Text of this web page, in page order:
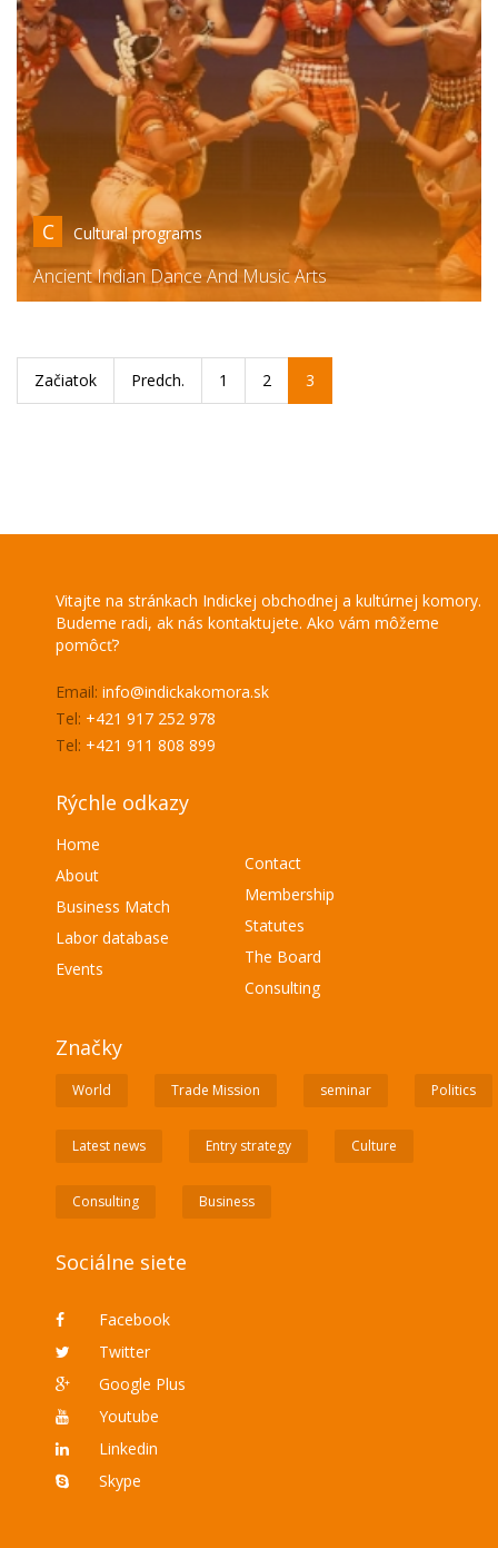
C Cultural programs
Ancient Indian Dance And Music Arts
Začiatok Predch. 1 2 3
Vitajte na stránkach Indickej obchodnej a kultúrnej komory.
Budeme radi, ak nás kontaktujete. Ako vám môžeme
pomôcť?
Email: info@indickakomora.sk
Tel: +421 917 252 978
Tel: +421 911 808 899
Rýchle odkazy
Home
About
Business Match
Labor database
Events
Contact
Membership
Statutes
The Board
Consulting
Značky
World Trade Mission seminar Politics
Latest news Entry strategy Culture
Consulting Business
Sociálne siete
Facebook
Twitter
Google Plus
Youtube
Linkedin
Skype